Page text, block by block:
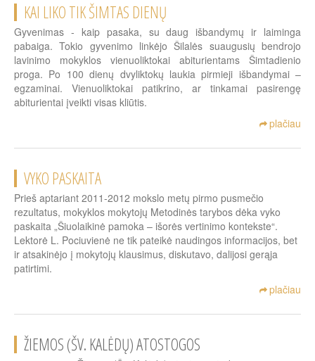
KAI LIKO TIK ŠIMTAS DIENŲ
Gyvenimas - kaip pasaka, su daug išbandymų ir laiminga
pabaiga. Tokio gyvenimo linkėjo Šilalės suaugusių bendrojo
lavinimo mokyklos vienuoliktokai abiturientams Šimtadienio
proga. Po 100 dienų dvyliktokų laukia pirmieji išbandymai –
egzaminai. Vienuoliktokai patikrino, ar tinkamai pasirengę
abiturientai įveikti visas kliūtis.
plačiau
VYKO PASKAITA
Prieš aptariant 2011-2012 mokslo metų pirmo pusmečio
rezultatus, mokyklos mokytojų Metodinės tarybos dėka vyko
paskaita „Šiuolaikinė pamoka – išorės vertinimo kontekste“.
Lektorė L. Pociuvienė ne tik pateikė naudingos informacijos, bet
ir atsakinėjo į mokytojų klausimus, diskutavo, dalijosi gerąja
patirtimi.
plačiau
ŽIEMOS (ŠV. KALĖDŲ) ATOSTOGOS